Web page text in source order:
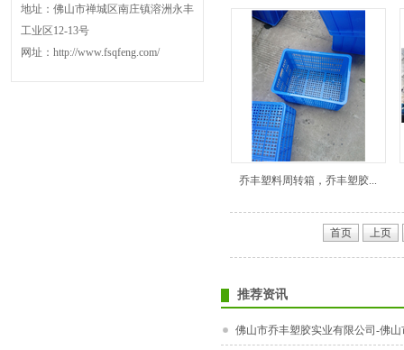
地址：佛山市禅城区南庄镇溶洲永丰
工业区12-13号
网址：http://www.fsqfeng.com/
乔丰塑料周转箱，乔丰塑胶...
首页 上页
推荐资讯
佛山市乔丰塑胶实业有限公司-佛山